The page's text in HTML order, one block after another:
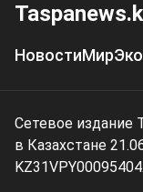
НовостиМир
Сетевое издание
в Казахстане
KZ31VPY00095404.